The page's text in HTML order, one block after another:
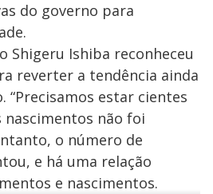
do governo para
Ishiba reconheceu
reverter a tendência ainda
estar cientes
nascimentos não foi
o número de
e há uma relação
e nascimentos.